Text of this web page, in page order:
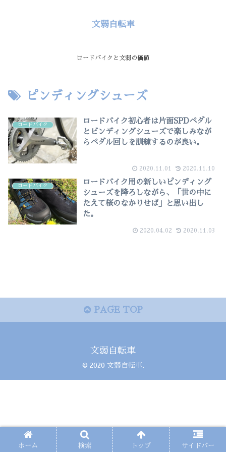
文弱自転車
ロードバイクと文弱の価値
ピンディングシューズ
ロードバイク
ロードバイク初心者は片面SPDペダル
とビンディングシューズで楽しみなが
らペダル回しを訓練するのが良い。
2020.11.01 2020.11.10
ロードバイク
ロードバイク用の新しいピンディング
シューズを降ろしながら、「世の中に
たえて桜のなかりせば」と思い出し
た。
2020.04.02 2020.11.03
PAGE TOP
文弱自転車
© 2020 文弱自転車.
ホーム 検索 トップ サイドバー